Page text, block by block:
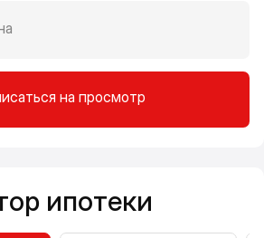
на просмотр
ипотеки